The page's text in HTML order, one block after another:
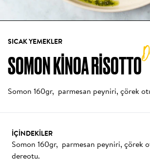
SICAK YEMEKLER
SOMON KINOA RISOTTO
Somon 160gr,  parmesan peyniri, çörek
İÇINDEKILER
Somon 160gr,  parmesan peyniri, çörek
dereotu.